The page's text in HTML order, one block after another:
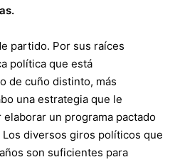
partido. Por sus raíces
política que está
de cuño distinto, más
una estrategia que le
un programa pactado
diversos giros políticos que
son suficientes para